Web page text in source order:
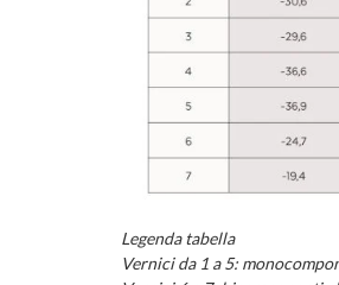
Legenda tabella
Vernici da 1 a 5: